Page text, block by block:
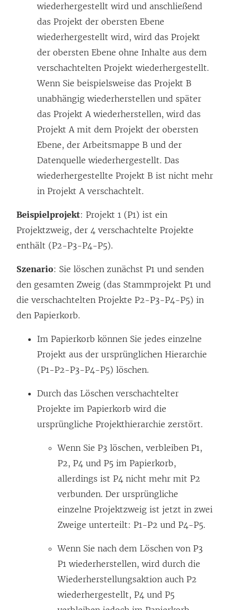
wiederhergestellt wird und anschließend
das Projekt der obersten Ebene
wiederhergestellt wird, wird das Projekt
der obersten Ebene ohne Inhalte aus dem
verschachtelten Projekt wiederhergestellt.
Wenn Sie beispielsweise das Projekt B
unabhängig wiederherstellen und später
das Projekt A wiederherstellen, wird das
Projekt A mit dem Projekt der obersten
Ebene, der Arbeitsmappe B und der
Datenquelle wiederhergestellt. Das
wiederhergestellte Projekt B ist nicht mehr
in Projekt A verschachtelt.
Beispielprojekt: Projekt 1 (P1) ist ein
Projektzweig, der 4 verschachtelte Projekte
enthält (P2-P3-P4-P5).
Szenario: Sie löschen zunächst P1 und senden
den gesamten Zweig (das Stammprojekt P1 und
die verschachtelten Projekte P2-P3-P4-P5) in
den Papierkorb.
Im Papierkorb können Sie jedes einzelne
Projekt aus der ursprünglichen Hierarchie
(P1-P2-P3-P4-P5) löschen.
Durch das Löschen verschachtelter
Projekte im Papierkorb wird die
ursprüngliche Projekthierarchie zerstört.
Wenn Sie P3 löschen, verbleiben P1,
P2, P4 und P5 im Papierkorb,
allerdings ist P4 nicht mehr mit P2
verbunden. Der ursprüngliche
einzelne Projektzweig ist jetzt in zwei
Zweige unterteilt: P1-P2 und P4-P5.
Wenn Sie nach dem Löschen von P3
P1 wiederherstellen, wird durch die
Wiederherstellungsaktion auch P2
wiederhergestellt, P4 und P5